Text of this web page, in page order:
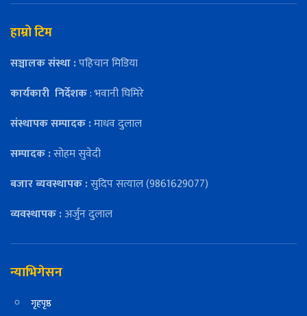
हाम्रो टिम
सञ्चालक संस्था :पहिचान मिडिया
कार्यकारी निर्देशक: भवानी घिमिरे
संस्थापक सम्पादक :माधव दुलाल
सम्पादक :सोहम सुवेदी
बजार ब्यवस्थापक :सुदिप सत्याल (9861629077)
व्यवस्थापक :अर्जुन दुलाल
न्याभिगेसन
गृहपृष्ठ